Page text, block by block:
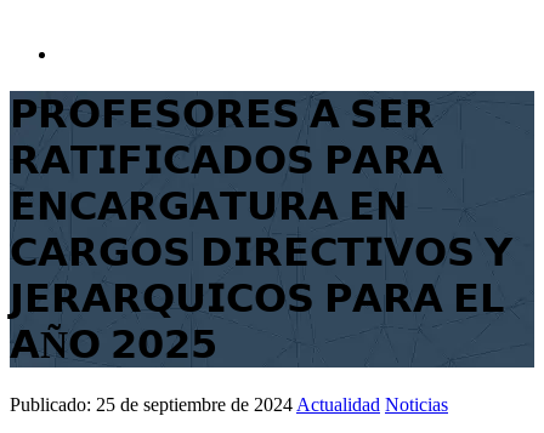
𝗣𝗥𝗢𝗙𝗘𝗦𝗢𝗥𝗘𝗦 𝗔 𝗦𝗘𝗥
𝗥𝗔𝗧𝗜𝗙𝗜𝗖𝗔𝗗𝗢𝗦 𝗣𝗔𝗥𝗔
𝗘𝗡𝗖𝗔𝗥𝗚𝗔𝗧𝗨𝗥𝗔 𝗘𝗡
𝗖𝗔𝗥𝗚𝗢𝗦 𝗗𝗜𝗥𝗘𝗖𝗧𝗜𝗩𝗢𝗦 𝗬
𝗝𝗘𝗥𝗔𝗥𝗤𝗨𝗜𝗖𝗢𝗦 𝗣𝗔𝗥𝗔 𝗘𝗟
𝗔Ñ𝗢 𝟮𝟬𝟮𝟱
Publicado: 25 de septiembre de 2024 Actualidad Noticias